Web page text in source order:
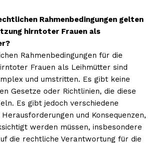
Rahmenbedingungen gelten
hirntoter Frauen als
Rahmenbedingungen für die
Frauen als Leihmütter sind
und umstritten. Es gibt keine
Gesetze oder Richtlinien, die diese
Es gibt jedoch verschiedene
und Konsequenzen,
werden müssen, insbesondere
die rechtliche Verantwortung für die